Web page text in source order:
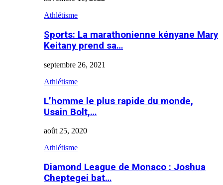
Athlétisme
Sports: La marathonienne kényane Mary
Keitany prend sa…
septembre 26, 2021
Athlétisme
L’homme le plus rapide du monde,
Usain Bolt,…
août 25, 2020
Athlétisme
Diamond League de Monaco : Joshua
Cheptegei bat…